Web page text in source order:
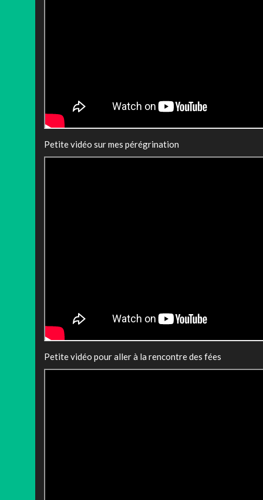
Petite vidéo sur mes pérégrination
Petite vidéo pour aller à la rencontre des fées